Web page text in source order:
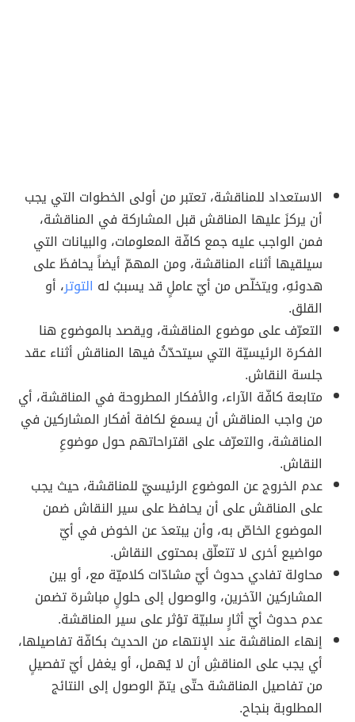
الاستعداد للمناقشة، تعتبر من أولى الخطوات التي يجب
أن يركزَ عليها المناقش قبل المشاركة في المناقشة،
فمن الواجب عليه جمع كافّة المعلومات، والبيانات التي
سيلقيها أثناء المناقشة، ومن المهمّ أيضاً يحافظَ على
هدوئهِ، ويتخلّص من أيّ عاملٍ قد يسببُ له التوتر، أو
القلق.
التعرّف على موضوع المناقشة، ويقصد بالموضوع هنا
الفكرة الرئيسيّة التي سيتحدّثُ فيها المناقش أثناء عقد
جلسة النقاش.
متابعة كافّة الآراء، والأفكار المطروحة في المناقشة، أي
من واجب المناقش أن يسمعَ لكافة أفكار المشاركين في
المناقشة، والتعرّف على اقتراحاتهم حول موضوعِ
النقاش.
عدم الخروج عن الموضوع الرئيسيّ للمناقشة، حيث يجب
على المناقش على أن يحافظ على سير النقاش ضمن
الموضوع الخاصّ به، وأن يبتعدَ عن الخوض في أيّ
مواضيع أخرى لا تتعلّق بمحتوى النقاش.
محاولة تفادي حدوث أيّ مشادّات كلاميّة مع، أو بين
المشاركين الآخرين، والوصول إلى حلولٍ مباشرة تضمن
عدم حدوث أيّ أثارٍ سلبيّة تؤثر على سير المناقشة.
إنهاء المناقشة عند الإنتهاء من الحديث بكافّة تفاصيلها،
أي يجب على المناقشِ أن لا يُهمل، أو يغفل أيّ تفصيلٍ
من تفاصيل المناقشة حتّى يتمّ الوصول إلى النتائج
المطلوبة بنجاح.